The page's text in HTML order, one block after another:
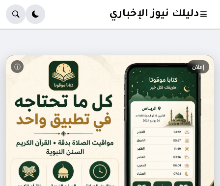
دليلك نيوز الإخباري
ⓘ إعلان